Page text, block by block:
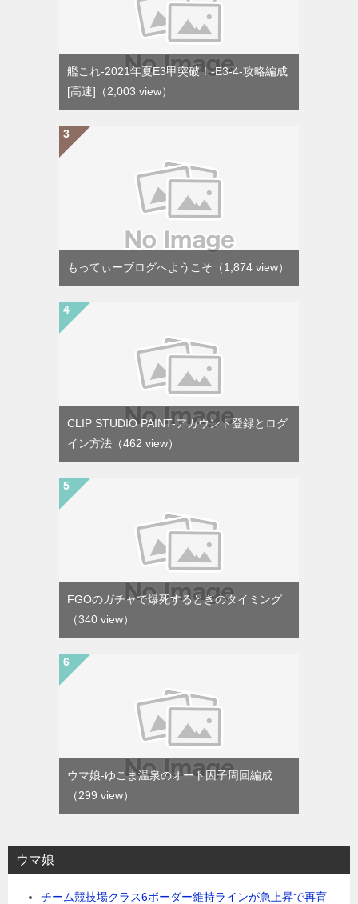
艦これ-2021年夏E3甲突破！-E3-4-攻略編成
[高速] （2,003 view）
もってぃーブログへようこそ （1,874 view）
CLIP STUDIO PAINT-アカウント登録とログ
イン方法 （462 view）
FGOのガチャで爆死するときのタイミング
（340 view）
ウマ娘-ゆこま温泉のオート因子周回編成
（299 view）
ウマ娘
チーム競技場クラス6ボーダー維持ラインが急上昇で再育